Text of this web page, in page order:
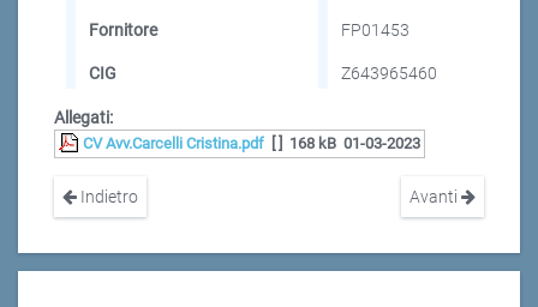
Fornitore FP01453
CIG Z643965460
Allegati:
CV Avv.Carcelli Cristina.pdf 168 kB 01-03-2023
Indietro Avanti